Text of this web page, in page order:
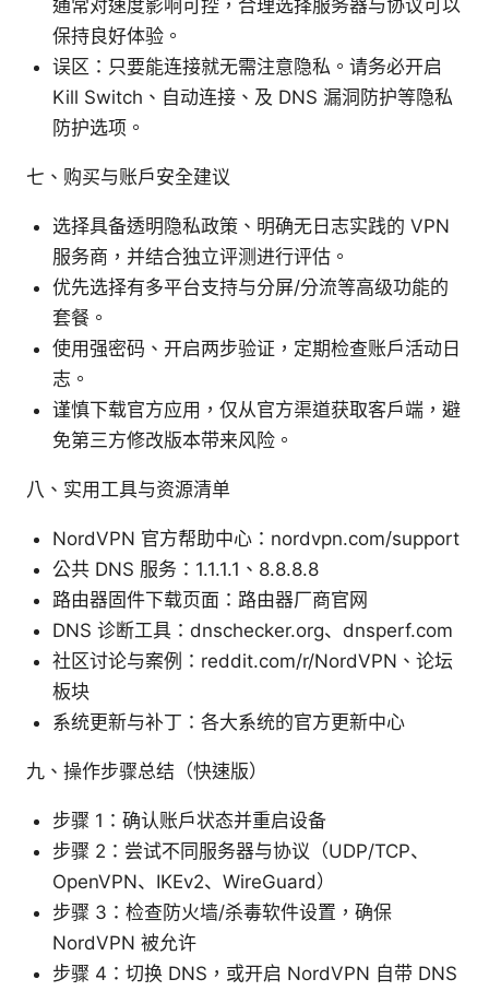
通常对速度影响可控，合理选择服务器与协议可以
保持良好体验。
误区：只要能连接就无需注意隐私。请务必开启
Kill Switch、自动连接、及 DNS 漏洞防护等隐私
防护选项。
七、购买与账户安全建议
选择具备透明隐私政策、明确无日志实践的 VPN
服务商，并结合独立评测进行评估。
优先选择有多平台支持与分屏/分流等高级功能的
套餐。
使用强密码、开启两步验证，定期检查账户活动日
志。
谨慎下载官方应用，仅从官方渠道获取客户端，避
免第三方修改版本带来风险。
八、实用工具与资源清单
NordVPN 官方帮助中心：nordvpn.com/support
公共 DNS 服务：1.1.1.1、8.8.8.8
路由器固件下载页面：路由器厂商官网
DNS 诊断工具：dnschecker.org、dnsperf.com
社区讨论与案例：reddit.com/r/NordVPN、论坛
板块
系统更新与补丁：各大系统的官方更新中心
九、操作步骤总结（快速版）
步骤 1：确认账户状态并重启设备
步骤 2：尝试不同服务器与协议（UDP/TCP、
OpenVPN、IKEv2、WireGuard）
步骤 3：检查防火墙/杀毒软件设置，确保
NordVPN 被允许
步骤 4：切换 DNS，或开启 NordVPN 自带 DNS